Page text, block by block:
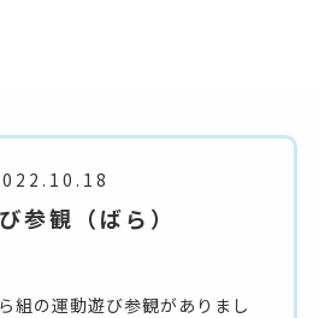
参観（ばら）
組の運動遊び参観がありまし